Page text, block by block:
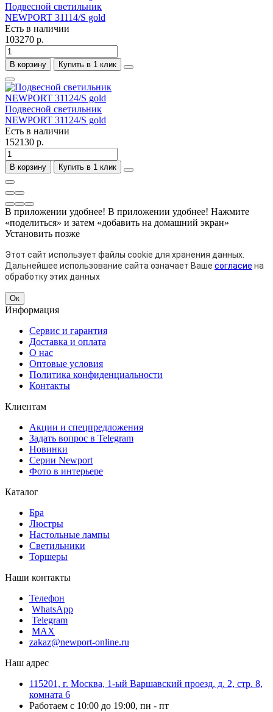
Подвесной светильник
NEWPORT 31114/S gold
Есть в наличии
103270 р.
В корзину Купить в 1 клик
Подвесной светильник
NEWPORT 31124/S gold
Есть в наличии
152130 р.
В корзину Купить в 1 клик
В приложении удобнее! В приложении удобнее! Нажмите
«поделиться» и затем «добавить на домашний экран»
Установить позже
Этот сайт использует файлы cookie для хранения данных.
Дальнейшее использование сайта означает Ваше согласие на
обработку этих данных
Ок
Информация
Сервис и гарантия
Доставка и оплата
О нас
Оптовые условия
Политика конфиденциальности
Контакты
Клиентам
Акции и спецпредложения
Задать вопрос в Telegram
Новинки
Серии Newport
Фото в интерьере
Каталог
Бра
Люстры
Настольные лампы
Светильники
Торшеры
Наши контакты
Телефон
WhatsApp
Telegram
MAX
zakaz@newport-online.ru
Наш адрес
115201, г. Москва, 1-ый Варшавский проезд, д. 2, стр. 8,
комната 6
Работаем с 10:00 до 19:00, пн - пт